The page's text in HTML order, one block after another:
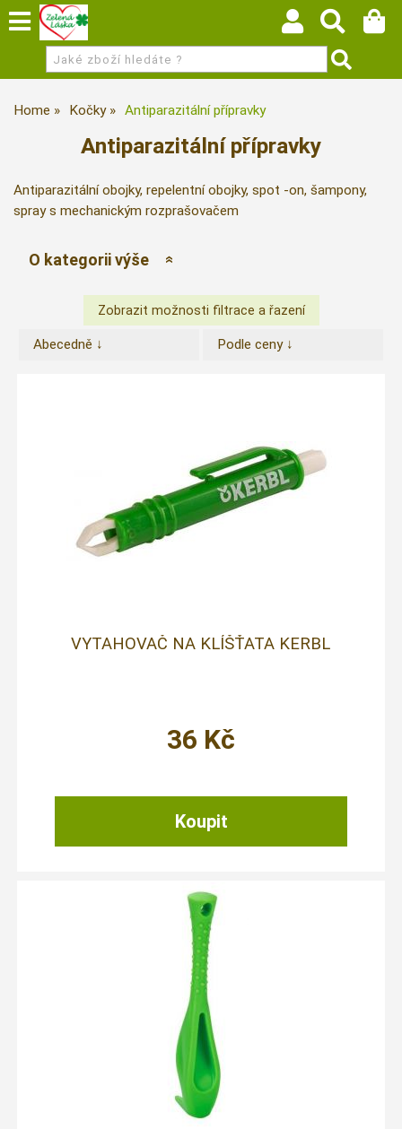
Home Kočky Antiparazitální přípravky
Antiparazitální přípravky
Antiparazitální obojky, repelentní obojky, spot -on, šampony,
spray s mechanickým rozprašovačem
O kategorii výše
Abecedně ↓ Podle ceny ↓
VYTAHOVAČ NA KLÍŠŤATA KERBL
36 Kč